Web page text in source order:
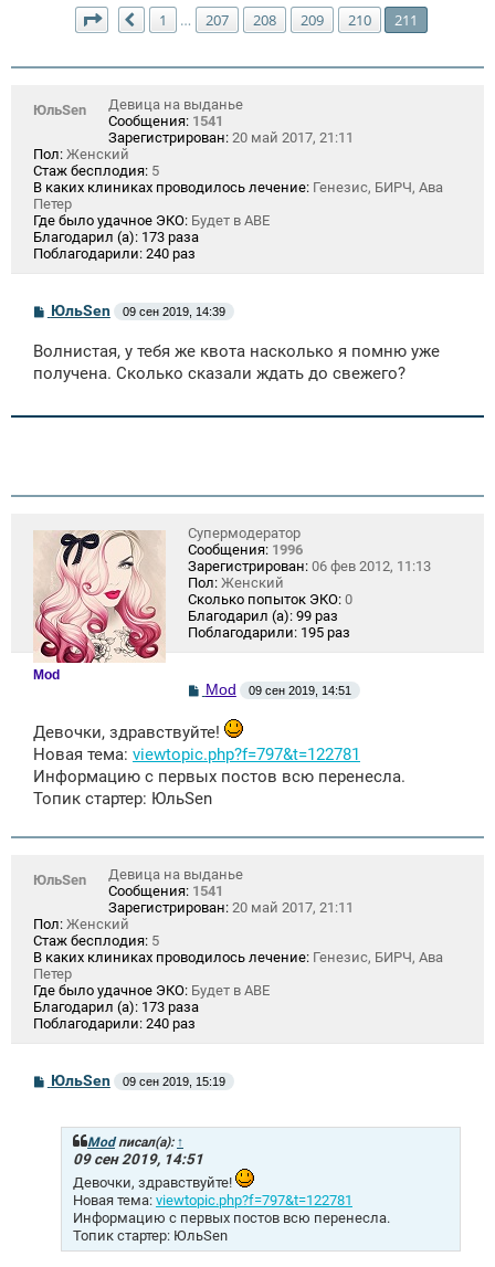
Страница 211 из211
Пред.
1 … 207 208 209 210 211
ЮльSen
Девица на выданье
Сообщения: 1541
Зарегистрирован: 20 май 2017, 21:11
Пол: Женский
Стаж бесплодия: 5
В каких клиниках проводилось лечение: Генезис, БИРЧ, Ава
Петер
Где было удачное ЭКО: Будет в АВЕ
Благодарил (а): 173 раза
Поблагодарили: 240 раз
С
б
щ
и
ЮльSen 09 сен 2019, 14:39
Волнистая, у тебя же квота насколько я помню уже
получена. Сколько сказали ждать до свежего?
Mod
Супермодератор
Сообщения: 1996
Зарегистрирован: 06 фев 2012, 11:13
Пол: Женский
Сколько попыток ЭКО: 0
Благодарил (а): 99 раз
Поблагодарили: 195 раз
С
б
щ
е
н
и
Mod 09 сен 2019, 14:51
Девочки, здравствуйте!
Новая тема: viewtopic.php?f=797&t=122781
Информацию с первых постов всю перенесла.
Топик стартер: ЮльSen
ЮльSen
Девица на выданье
Сообщения: 1541
Зарегистрирован: 20 май 2017, 21:11
Пол: Женский
Стаж бесплодия: 5
В каких клиниках проводилось лечение: Генезис, БИРЧ, Ава
Петер
Где было удачное ЭКО: Будет в АВЕ
Благодарил (а): 173 раза
Поблагодарили: 240 раз
СЮльSen 09 сен 2019, 15:19
Modписал(а): ↑
09 сен 2019, 14:51
Девочки, здравствуйте!
Новая тема: viewtopic.php?f=797&t=122781
Информацию с первых постов всю перенесла.
Топик стартер: ЮльSen